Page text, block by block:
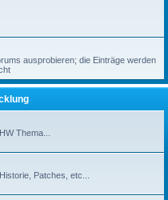
ausprobieren; die Einträge werden
Thema...
Patches, etc...